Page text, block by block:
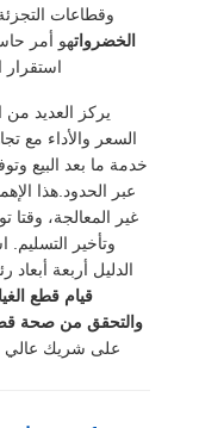
الموقع
سياسة
الخصوصية
وقطاعات
الخضرواتهو أمر
استقرار
السعر والأداء مع
خدمة ما بعد البيع
عبر الحدود.هذا
غير المعالجة، وقتا
وتأخير التسليم.
الدليل أربعة أبعاد
قيام قطع
والتحقق من صحة
على شريك عالي